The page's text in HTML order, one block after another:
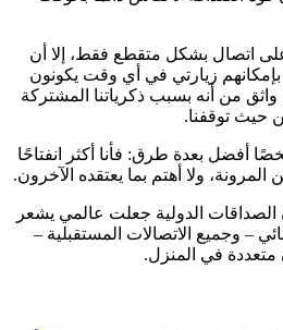
اتصال بشكل متقطع فقط، إلا أن
زيارتي في أي وقت يكونون
من أنه بسبب ذكرياتنا المشتركة
حيث توقفنا.
أفضل بعدة طرق: فأنا أكثر انفتاحًا
ولا أهتم بما يعتقده الآخرون.
الدولية جعلت عالمي يشعر
– وجميع الاتصالات المستقبلية –
في المنزل.